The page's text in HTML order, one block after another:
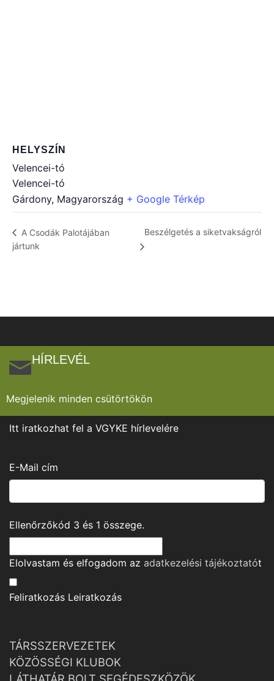
HELYSZÍN
Velencei-tó
Velencei-tó
Gárdony, Magyarország + Google Térkép
A Csodák Palotájában
jártunk
Beszélgetés a siketvakságról
HÍRLEVÉL
Megjelenik minden csütörtökön
Itt iratkozhat fel a VGYKE hírlevelére
E-Mail cím
Ellenőrzőkód 3 és 1 összege.
Elolvastam és elfogadom az adatkezelési tájékoztatót
Feliratkozás Leiratkozás
TÁRSSZERVEZETEK
KÖZÖSSÉGI KLUBOK